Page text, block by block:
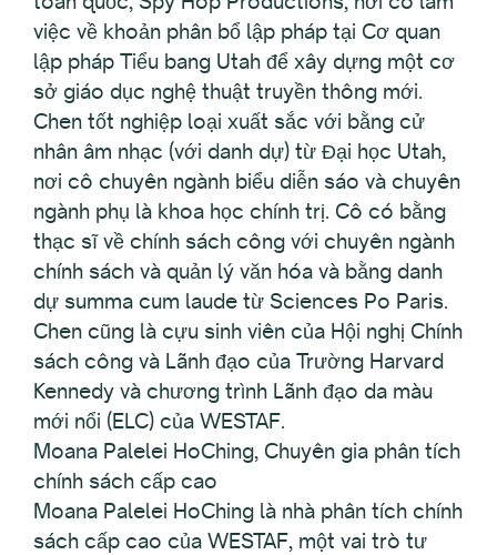
việc về khoản phân bổ lập pháp tại Cơ quan
lập pháp Tiểu bang Utah để xây dựng một cơ
sở giáo dục nghệ thuật truyền thông mới.
Chen tốt nghiệp loại xuất sắc với bằng cử
nhân âm nhạc (với danh dự) từ Đại học Utah,
nơi cô chuyên ngành biểu diễn sáo và chuyên
ngành phụ là khoa học chính trị. Cô có bằng
thạc sĩ về chính sách công với chuyên ngành
chính sách và quản lý văn hóa và bằng danh
dự summa cum laude từ Sciences Po Paris.
Chen cũng là cựu sinh viên của Hội nghị Chính
sách công và Lãnh đạo của Trường Harvard
Kennedy và chương trình Lãnh đạo da màu
mới nổi (ELC) của WESTAF.
Moana Palelei HoChing, Chuyên gia phân tích
chính sách cấp cao
Moana Palelei HoChing là nhà phân tích chính
sách cấp cao của WESTAF, một vai trò tư